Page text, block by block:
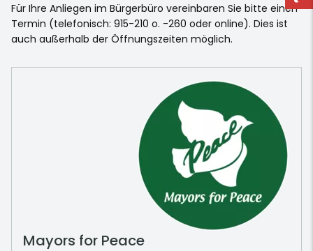
Für Ihre Anliegen im Bürgerbüro vereinbaren Sie bitte einen
Termin (telefonisch: 915-210 o. -260 oder online). Dies ist
auch außerhalb der Öffnungszeiten möglich.
Mayors for Peace